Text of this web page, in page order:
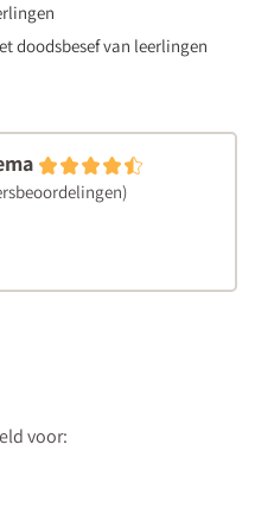
doodsbesef van leerlingen
voor: